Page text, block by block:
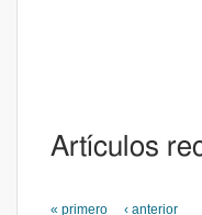
Artículos
« primero ‹ anterior